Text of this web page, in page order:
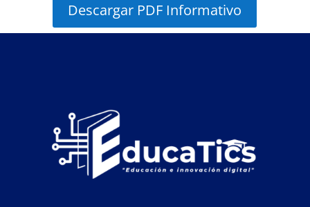
Descargar PDF Informativo